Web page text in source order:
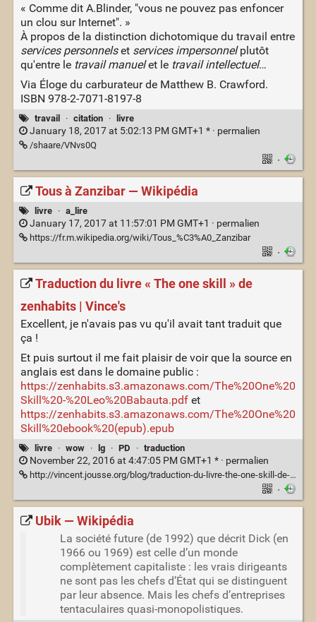
« Comme dit A.Blinder, "vous ne pouvez pas enfoncer
un clou sur Internet". »
À propos de la distinction dichotomique du travail entre
services personnelset services impersonnelplutôt
qu'entre le travail manuelet le travail intellectuel…
Via Éloge du carburateur de Matthew B. Crawford.
ISBN 978-2-7071-8197-8
travail · citation · livre
January 18, 2017 at 5:02:13 PM GMT+1 * · permalien
/shaare/VNvs0Q
·
Tous à Zanzibar — Wikipédia
livre · a_lire
January 17, 2017 at 11:57:01 PM GMT+1 · permalien
https://fr.m.wikipedia.org/wiki/Tous_%C3%A0_Zanzibar
·
Traduction du livre « The one skill » de
zenhabits | Vince's
Excellent, je n'avais pas vu qu'il avait tant traduit que
ça !
Et puis surtout il me fait plaisir de voir que la source en
anglais est dans le domaine public :
https://zenhabits.s3.amazonaws.com/The%20One%20
Skill%20-%20Leo%20Babauta.pdfet
https://zenhabits.s3.amazonaws.com/The%20One%20
Skill%20ebook%20(epub).epub
livre · wow · lg · PD · traduction
November 22, 2016 at 4:47:05 PM GMT+1 * · permalien
http://vincent.jousse.org/blog/traduction-du-livre-the-one-skill-de-zenhabits/
·
Ubik — Wikipédia
La société future (de 1992) que décrit Dick (en
1966 ou 1969) est celle d’un monde
complètement capitaliste : les vrais dirigeants
ne sont pas les chefs d’État qui se distinguent
par leur absence. Mais les chefs d’entreprises
tentaculaires quasi-monopolistiques.